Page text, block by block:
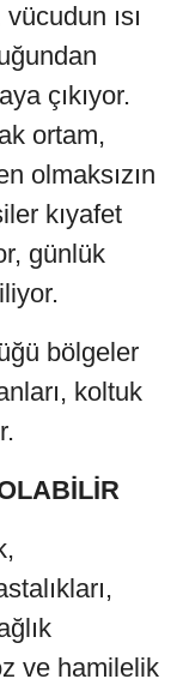
ısı
çıkıyor.
ortam,
olmaksızın
kıyafet
günlük
bölgeler
koltuk
ve hamilelik